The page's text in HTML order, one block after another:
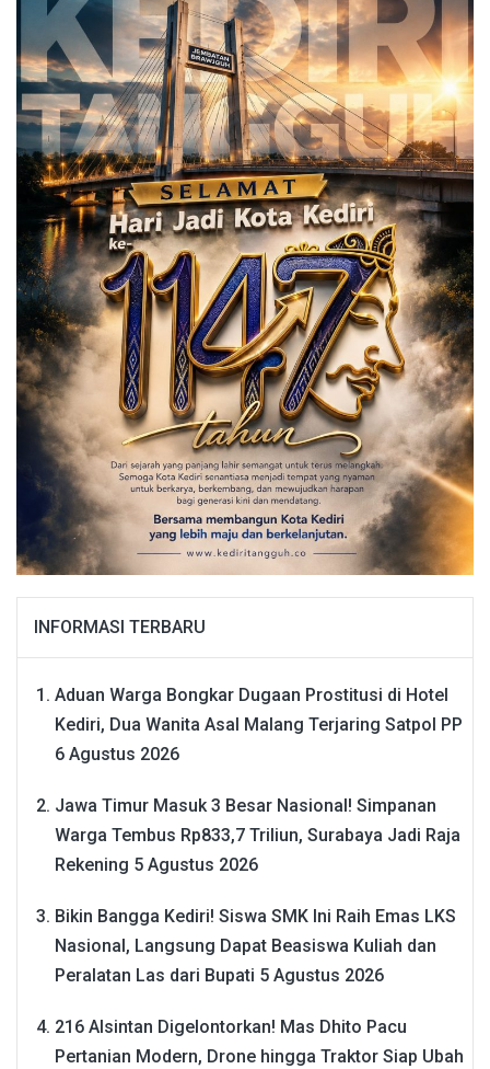
INFORMASI TERBARU
Aduan Warga Bongkar Dugaan Prostitusi di Hotel
Kediri, Dua Wanita Asal Malang Terjaring Satpol PP
6 Agustus 2026
Jawa Timur Masuk 3 Besar Nasional! Simpanan
Warga Tembus Rp833,7 Triliun, Surabaya Jadi Raja
Rekening 5 Agustus 2026
Bikin Bangga Kediri! Siswa SMK Ini Raih Emas LKS
Nasional, Langsung Dapat Beasiswa Kuliah dan
Peralatan Las dari Bupati 5 Agustus 2026
216 Alsintan Digelontorkan! Mas Dhito Pacu
Pertanian Modern, Drone hingga Traktor Siap Ubah